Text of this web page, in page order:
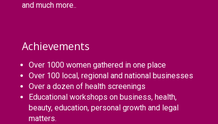
and much more..
Achievements
Over 1000 women gathered in one place
Over 100 local, regional and national businesses
Over a dozen of health screenings
Educational workshops on business, health,
beauty, education, personal growth and legal
matters.